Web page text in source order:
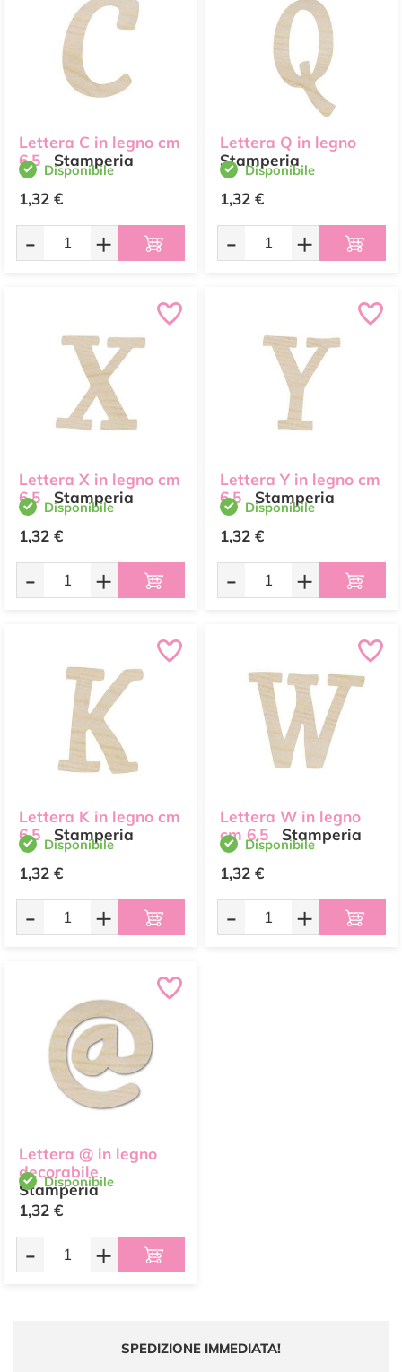
Lettera C in legno cm
6,5
Stamperia
Disponibile
1,32 €
- +
Lettera Q in legno
Stamperia
Disponibile
1,32 €
- +
Lettera X in legno cm
6,5
Stamperia
Disponibile
1,32 €
- +
Lettera Y in legno cm
6,5
Stamperia
Disponibile
1,32 €
- +
Lettera K in legno cm
6,5
Stamperia
Disponibile
1,32 €
- +
Lettera W in legno
cm 6,5
Stamperia
Disponibile
1,32 €
- +
Lettera @ in legno
decorabile
Stamperia
Disponibile
1,32 €
- +
SPEDIZIONE IMMEDIATA!